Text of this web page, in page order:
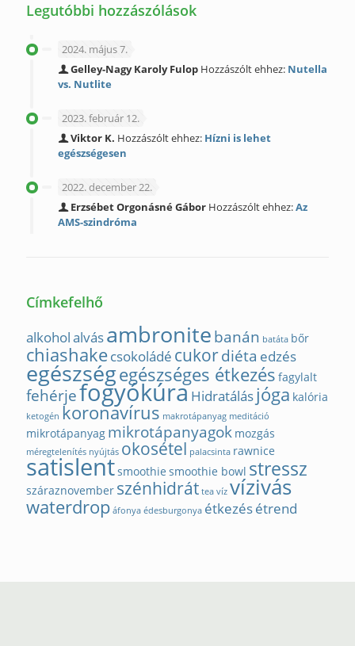
Legutóbbi hozzászólások
2024. május 7.
Gelley-Nagy Karoly Fulop Hozzászólt ehhez: Nutella
vs. Nutlite
2023. február 12.
Viktor K. Hozzászólt ehhez: Hízni is lehet
egészségesen
2022. december 22.
Erzsébet Orgonásné Gábor Hozzászólt ehhez:Az
AMS-szindróma
Címkefelhő
alkoholalvásambronite banán batáta bőr
chiashakecsokoládé cukordiéta edzés
egészségegészséges étkezés fagylalt
fehérjefogyókúraHidratálásjóga kalória
ketogén koronavírus makrotápanyag meditáció
mikrotápanyag mikrotápanyagok mozgás
méregtelenítés nyújtás okosétel palacsinta rawnice
satislentsmoothie smoothie bowl stressz
száraznovember szénhidrát tea víz vízivás
waterdrop áfonya édesburgonya étkezésétrend